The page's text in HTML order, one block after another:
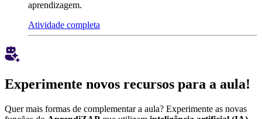
aprendizagem.
Atividade completa
Experimente novos recursos para a aula!
Quer mais formas de complementar a aula? Experimente as novas